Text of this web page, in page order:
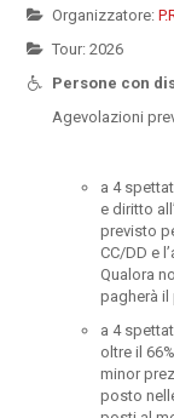
Organizzatore:
Tour: 2026
Persone con
Agevolazioni
a 4
e diritto
previsto
CC/DD e
Qualora
pagherà il
a 4
oltre il
minor
posto